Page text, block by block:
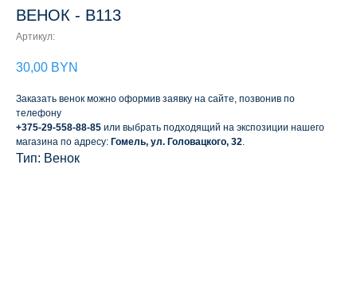
ВЕНОК - В113
Артикул:
30,00 BYN
Заказать венок можно оформив заявку на сайте, позвонив по
телефону
+375-29-558-88-85 или выбрать подходящий на экспозиции нашего
магазина по адресу: Гомель, ул. Головацкого, 32.
Тип: Венок